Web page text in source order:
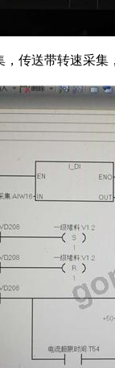
传送带转速采集